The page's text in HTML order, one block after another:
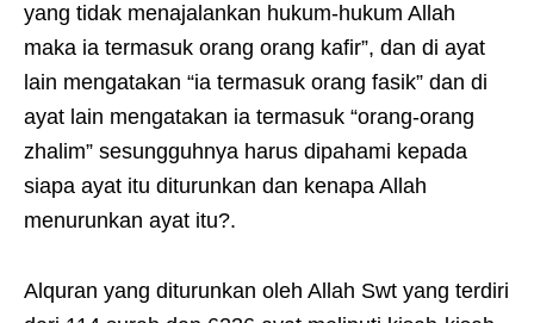
yang tidak menajalankan hukum-hukum Allah
maka ia termasuk orang orang kafir”, dan di ayat
lain mengatakan “ia termasuk orang fasik” dan di
ayat lain mengatakan ia termasuk “orang-orang
zhalim” sesungguhnya harus dipahami kepada
siapa ayat itu diturunkan dan kenapa Allah
menurunkan ayat itu?.
Alquran yang diturunkan oleh Allah Swt yang terdiri